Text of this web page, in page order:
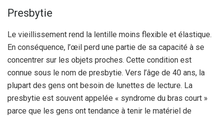
Presbytie
Le vieillissement rend la lentille moins flexible et élastique.
En conséquence, l’œil perd une partie de sa capacité à se
concentrer sur les objets proches. Cette condition est
connue sous le nom de presbytie. Vers l’âge de 40 ans, la
plupart des gens ont besoin de lunettes de lecture. La
presbytie est souvent appelée « syndrome du bras court »
parce que les gens ont tendance à tenir le matériel de